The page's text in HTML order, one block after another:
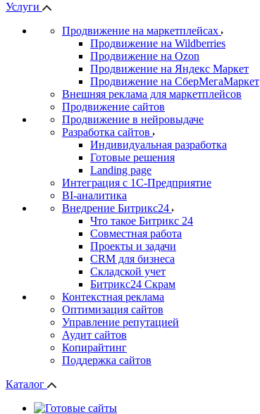
Услуги
Продвижение на маркетплейсах
Продвижение на Wildberries
Продвижение на Ozon
Продвижение на Яндекс Маркет
Продвижение на СберМегаМаркет
Внешняя реклама для маркетплейсов
Продвижение сайтов
Продвижение в нейровыдаче
Разработка сайтов
Индивидуальная разработка
Готовые решения
Landing page
Интеграция с 1С-Предприятие
BI-аналитика
Внедрение Битрикс24
Что такое Битрикс 24
Совместная работа
Проекты и задачи
СRМ для бизнеса
Складской учет
Битрикс24 Скрам
Контекстная реклама
Оптимизация сайтов
Управление репутацией
Аудит сайтов
Копирайтинг
Поддержка сайтов
Каталог